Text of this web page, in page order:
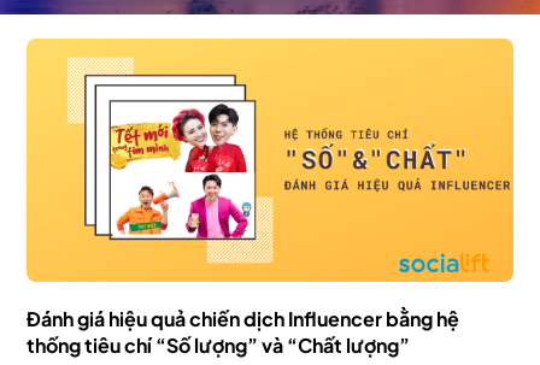
Đánh giá hiệu quả chiến dịch Influencer bằng hệ
thống tiêu chí “Số lượng” và “Chất lượng”